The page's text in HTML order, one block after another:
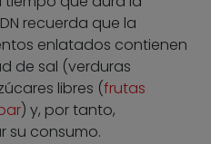
recuerda que la
enlatados contienen
de sal (verduras
libres (frutas
) y, por tanto,
su consumo.